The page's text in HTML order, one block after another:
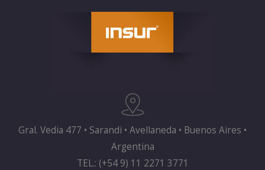
Gral. Vedia 477 • Sarandi • Avellaneda • Buenos Aires •
Argentina
TEL.: (+54 9) 11 2271 3771